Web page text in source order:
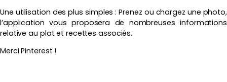
Une utilisation des plus simples : Prenez ou chargez une photo,
l’application vous proposera de nombreuses informations
relative au plat et recettes associés.
Merci Pinterest !